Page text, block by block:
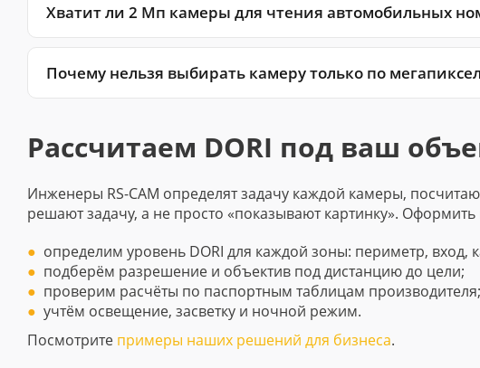
Хватит ли 2 Мп камеры для чтения автомобильных
Почему нельзя выбирать камеру только по
Рассчитаем DORI под ваш
Инженеры RS-CAM определят задачу каждой камеры,
решают задачу, а не просто «показывают картинку».
определим уровень DORI для каждой зоны: периметр, вход,
подберём разрешение и объектив под дистанцию до цели;
проверим расчёты по паспортным таблицам производителя;
учтём освещение, засветку и ночной режим.
Посмотрите примеры наших решений для бизнеса.